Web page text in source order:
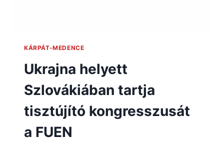
KÁRPÁT-MEDENCE
Ukrajna helyett
Szlovákiában tartja
tisztújító kongresszusát
a FUEN